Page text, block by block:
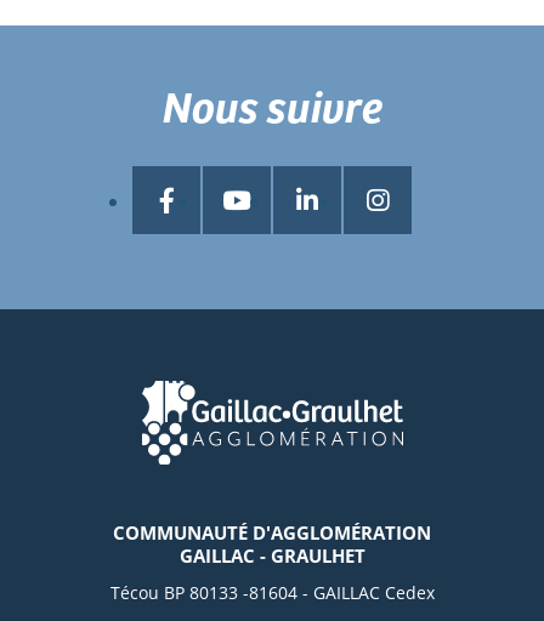
COMMUNAUTÉ D'AGGLOMÉRATION
GAILLAC - GRAULHET
Técou BP 80133 -81604 - GAILLAC Cedex
Nous suivre